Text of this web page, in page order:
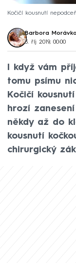
Kočičí kousnutí
Barbora
3. říj 2019, 00:00
I když vám
tomu psímu
Kočičí
hrozí
někdy až do
kousnutí
chirurgický